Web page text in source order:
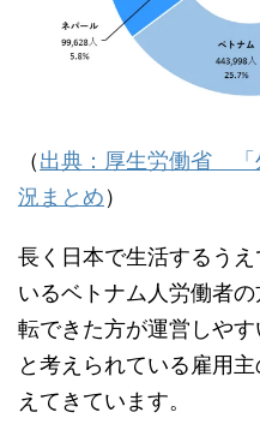
（ 出典：厚生労働省 「
況まとめ ）
長く日本で生活するう
いるベトナム人労働者
転できた方が運営しや
と考えられている雇用
えてきています。